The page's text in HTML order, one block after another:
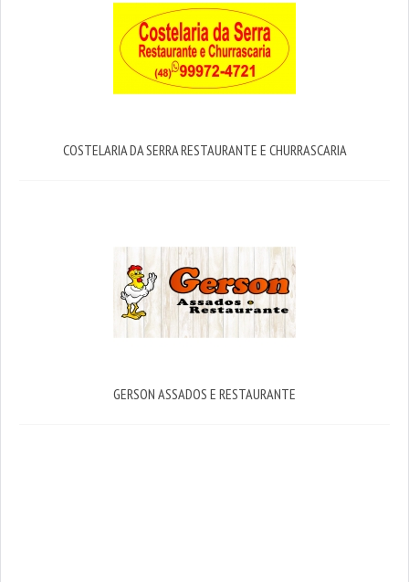
COSTELARIA DA SERRA RESTAURANTE E CHURRASCARIA
GERSON ASSADOS E RESTAURANTE